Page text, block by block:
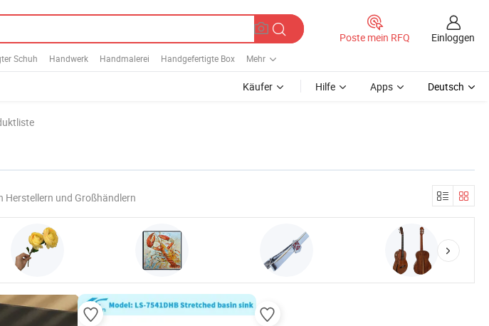
Schuh Handwerk Handmalerei Handgefertigte Box Mehr
Poste mein RFQ Einloggen
Käufer Hilfe Apps Deutsch
und Großhändlern